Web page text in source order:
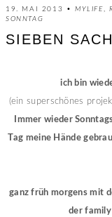
19. MAI 2013 • MYLIFE
SONNTAG
SIEBEN
ich bin
(ein superschönes
Immer wieder
Tag meine Hände
ganz früh morgens mit
der family